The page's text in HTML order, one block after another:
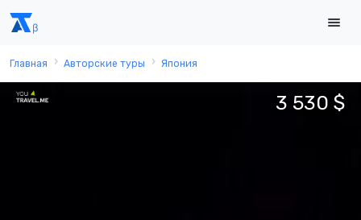
Главная Авторские туры Япония
3 530 $